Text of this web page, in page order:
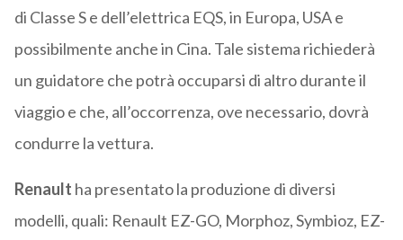
di Classe S e dell’elettrica EQS, in Europa, USA e
possibilmente anche in Cina. Tale sistema richiederà
un guidatore che potrà occuparsi di altro durante il
viaggio e che, all’occorrenza, ove necessario, dovrà
condurre la vettura.
Renault ha presentato la produzione di diversi
modelli, quali: Renault EZ-GO, Morphoz, Symbioz, EZ-